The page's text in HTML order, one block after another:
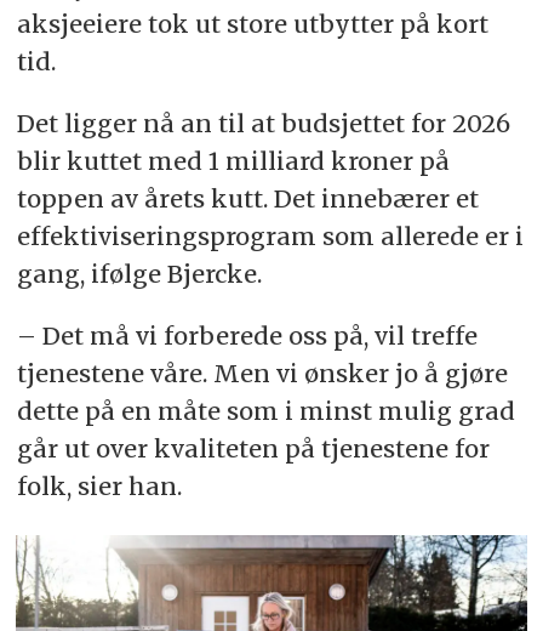
aksjeeiere tok ut store utbytter på kort
tid.
Det ligger nå an til at budsjettet for 2026
blir kuttet med 1 milliard kroner på
toppen av årets kutt. Det innebærer et
effektiviseringsprogram som allerede er i
gang, ifølge Bjercke.
– Det må vi forberede oss på, vil treffe
tjenestene våre. Men vi ønsker jo å gjøre
dette på en måte som i minst mulig grad
går ut over kvaliteten på tjenestene for
folk, sier han.